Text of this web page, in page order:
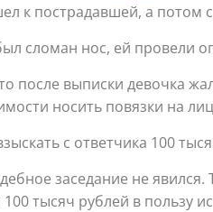
к пострадавшей, а потом
сломан нос, ей провели
после выписки девочка
носить повязки на
с ответчика 100
заседание не
тысяч рублей в пользу